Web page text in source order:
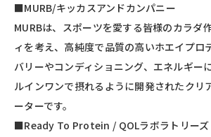
■MURB/キッカスアンドカンパニー
MURBは、スポーツを愛する皆様のカラダ
ィを考え、高純度で品質の高いホエイプロ
バリーやコンディショニング、エネルギー
ルインワンで摂れるように開発されたクリ
ーターです。
■Ready To Protein / QOLラボラトリーズ